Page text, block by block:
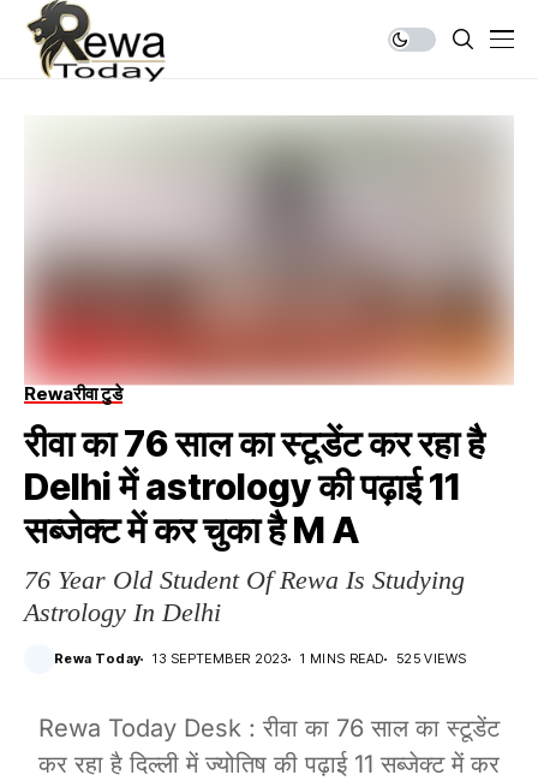
Rewaरीवा टुडे
रीवा का 76 साल का स्टूडेंट कर रहा है
Delhi में astrology की पढ़ाई 11
सब्जेक्ट में कर चुका है M A
76 Year Old Student Of Rewa Is Studying
Astrology In Delhi
Rewa Today 13 SEPTEMBER 2023 1 MINS READ 525 VIEWS
Rewa Today Desk : रीवा का 76 साल का स्टूडेंट
कर रहा है दिल्ली में ज्योतिष की पढ़ाई 11 सब्जेक्ट में कर